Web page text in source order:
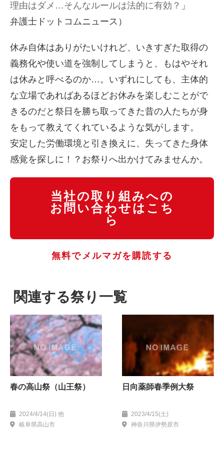
理由はダメ…そんなルールは法的に有効？ 」
弁護士ドットコムニュース）
休み自体はありがたいけれど、いきすぎた取得の
義務化や使い道を強制してしまうと、もはやそれ
は休みと呼べるのか…。いずれにしても、主体的
な立場であればあるほどお休みを楽しむことがで
きるのだと祭日を勝ち取ってきた昔の人たちが身
をもって教えてくれているような気がします。
安定した労働環境と引き換えに、失ってきた身体
感覚を探しに！？お祭りへ出かけてみませんか。
当社の取り組みへの
お問い合わせはこち
ら
無料でメルマガを購読する
関連する祭り一覧
春の高山祭（山王祭）
2024/4/14(日) 他
岐阜県高山市
日向薬師春季例大祭
2023/4/15(土)
神奈川県伊勢原市